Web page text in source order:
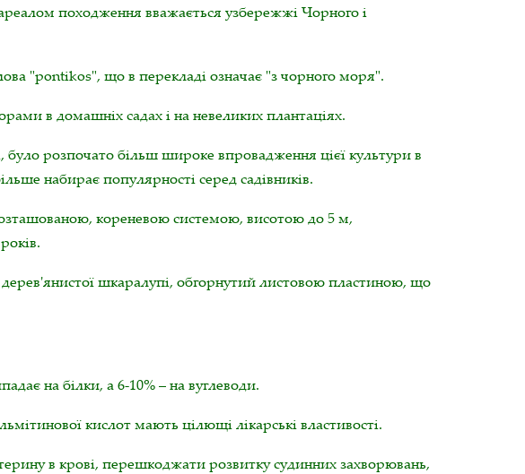
походження вважається узбережжі Чорного і
"pontikos", що в перекладі означає "з чорного моря".
в домашніх садах і на невеликих плантаціях.
розпочато більш широке впровадження цієї культури в
набирає популярності серед садівників.
кореневою системою, висотою до 5 м,
шкаралупі, обгорнутий листовою пластиною, що
на білки, а 6-10% – на вуглеводи.
кислот мають цілющі лікарські властивості.
в крові, перешкоджати розвитку судинних захворювань,